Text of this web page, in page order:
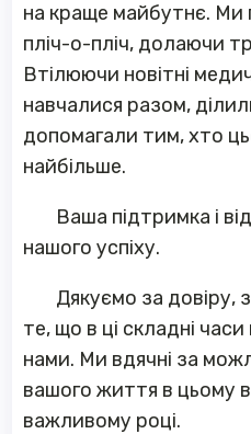
на краще майбутнє. Ми
пліч-о-пліч, долаючи
Втілюючи новітні
навчалися разом,
допомагали тим, хто
найбільше.
Ваша підтримка і
нашого успіху.
Дякуємо за довіру,
те, що в ці складні
нами. Ми вдячні за
вашого життя в цьому
важливому році.